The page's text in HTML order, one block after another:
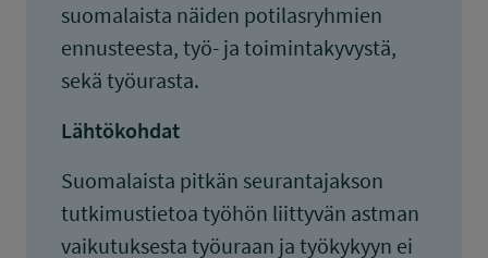
suomalaista näiden potilasryhmien
ennusteesta, työ- ja toimintakyvystä,
sekä työurasta.
Lähtökohdat
Suomalaista pitkän seurantajakson
tutkimustietoa työhön liittyvän astman
vaikutuksesta työuraan ja työkykyyn ei